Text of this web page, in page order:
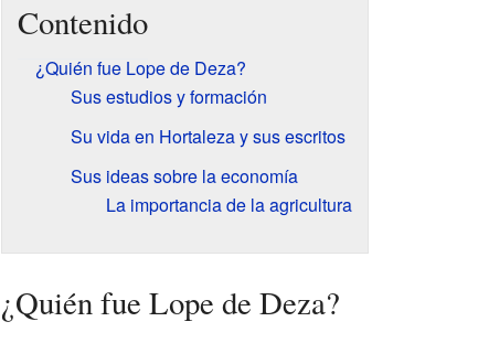
Contenido
¿Quién fue Lope de Deza?
Sus estudios y formación
Su vida en Hortaleza y sus escritos
Sus ideas sobre la economía
La importancia de la agricultura
¿Quién fue Lope de Deza?